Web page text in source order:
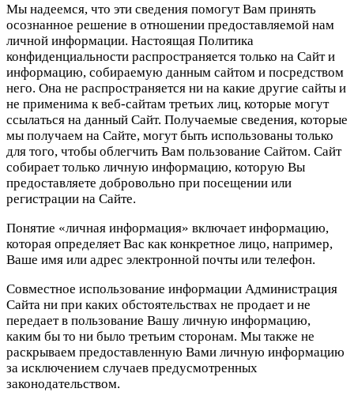
Мы надеемся, что эти сведения помогут Вам принять
осознанное решение в отношении предоставляемой нам
личной информации. Настоящая Политика
конфиденциальности распространяется только на Сайт и
информацию, собираемую данным сайтом и посредством
него. Она не распространяется ни на какие другие сайты и
не применима к веб-сайтам третьих лиц, которые могут
ссылаться на данный Сайт. Получаемые сведения, которые
мы получаем на Сайте, могут быть использованы только
для того, чтобы облегчить Вам пользование Сайтом. Сайт
собирает только личную информацию, которую Вы
предоставляете добровольно при посещении или
регистрации на Сайте.
Понятие «личная информация» включает информацию,
которая определяет Вас как конкретное лицо, например,
Ваше имя или адрес электронной почты или телефон.
Совместное использование информации Администрация
Сайта ни при каких обстоятельствах не продает и не
передает в пользование Вашу личную информацию,
каким бы то ни было третьим сторонам. Мы также не
раскрываем предоставленную Вами личную информацию
за исключением случаев предусмотренных
законодательством.